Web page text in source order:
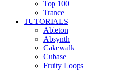
Top 100
Trance
TUTORIALS
Ableton
Absynth
Cakewalk
Cubase
Fruity Loops